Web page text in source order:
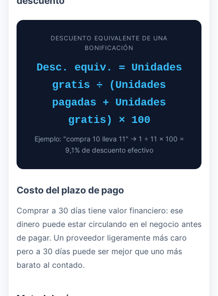
DESCUENTO EQUIVALENTE DE UNA
BONIFICACIÓN
Desc. equiv. = Unidades
gratis ÷ (Unidades
pagadas + Unidades
gratis) × 100
Ejemplo: "compra 10 lleva 11" → 1 ÷ 11 × 100 =
9,1% de descuento efectivo
Costo del plazo de pago
Comprar a 30 días tiene valor financiero: ese
dinero puede estar circulando en el negocio antes
de pagar. Un proveedor ligeramente más caro
pero a 30 días puede ser mejor que uno más
barato al contado.